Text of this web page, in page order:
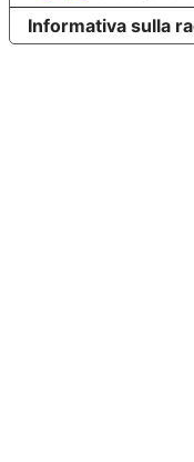
Informativa sulla